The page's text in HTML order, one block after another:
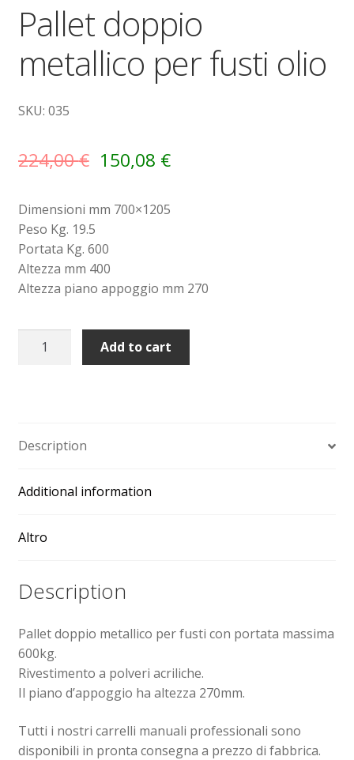
Piattaforme elevatrici
Privacy
Transpallet
Pallet doppio
metallico per fusti olio
SKU: 035
224,00€ 150,08 €
Dimensioni mm 700×1205
Peso Kg. 19.5
Portata Kg. 600
Altezza mm 400
Altezza piano appoggio mm 270
Pallet
olio
quantity
Add to cart
Description
Additional information
Altro
Description
Pallet doppio metallico per fusti con portata massima
600kg.
Rivestimento a polveri acriliche.
Il piano d’appoggio ha altezza 270mm.
Tutti i nostri carrelli manuali professionali sono
disponibili in pronta consegna a prezzo di fabbrica.